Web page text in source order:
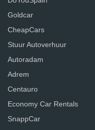
Goldcar
CheapCars
Stuur Autoverhuur
Autoradam
Adrem
Centauro
Economy Car Rentals
SnappCar